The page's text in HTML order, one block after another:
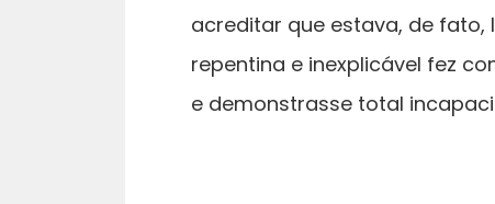
acreditar que estava, de fato,
repentina e inexplicável fez
e demonstrasse total